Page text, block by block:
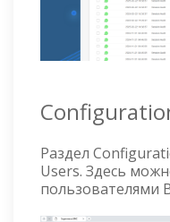
Раздел
Users. Здесь
пользователями